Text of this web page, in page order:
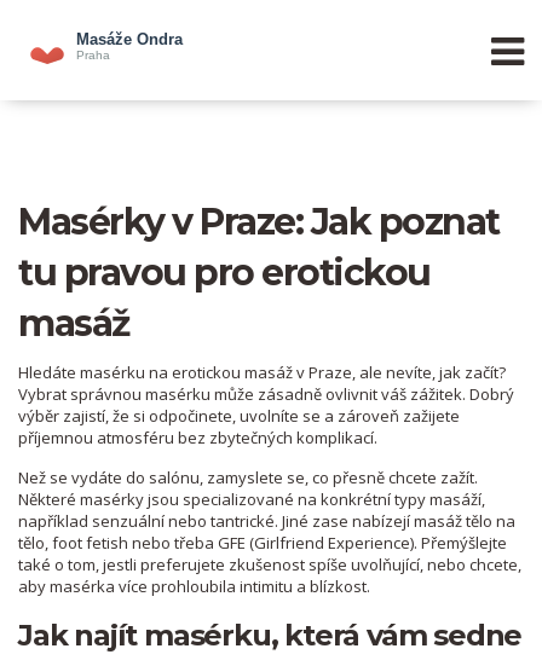
Masérky v Praze: Jak poznat
tu pravou pro erotickou
masáž
Hledáte masérku na erotickou masáž v Praze, ale nevíte, jak začít?
Vybrat správnou masérku může zásadně ovlivnit váš zážitek. Dobrý
výběr zajistí, že si odpočinete, uvolníte se a zároveň zažijete
příjemnou atmosféru bez zbytečných komplikací.
Než se vydáte do salónu, zamyslete se, co přesně chcete zažít.
Některé masérky jsou specializované na konkrétní typy masáží,
například senzuální nebo tantrické. Jiné zase nabízejí masáž tělo na
tělo, foot fetish nebo třeba GFE (Girlfriend Experience). Přemýšlejte
také o tom, jestli preferujete zkušenost spíše uvolňující, nebo chcete,
aby masérka více prohloubila intimitu a blízkost.
Jak najít masérku, která vám sedne